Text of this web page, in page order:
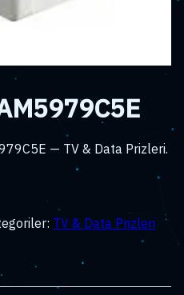
— TV & Data Prizleri.
TV & Data Prizleri